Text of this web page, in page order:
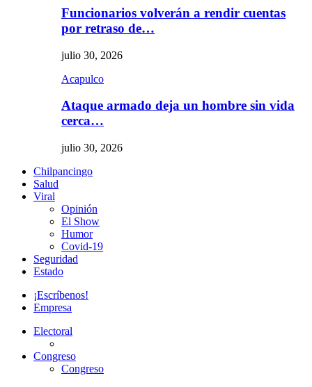
Funcionarios volverán a rendir cuentas
por retraso de…
julio 30, 2026
Acapulco
Ataque armado deja un hombre sin vida
cerca…
julio 30, 2026
Chilpancingo
Salud
Viral
Opinión
El Show
Humor
Covid-19
Seguridad
Estado
¡Escríbenos!
Empresa
Electoral
Congreso
Congreso